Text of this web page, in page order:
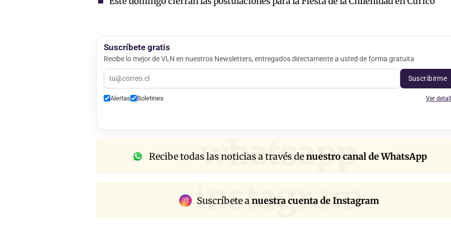
Suscríbete gratis
Recibe lo mejor de VLN en nuestros Newsletters, entregados directamente a usted de forma gratuita
Suscribirme
Alertas Boletines Ver
whatsapp
Recibe todas las noticias a través denuestro canal de WhatsApp
instagram
Suscríbete a nuestra cuenta de Instagram